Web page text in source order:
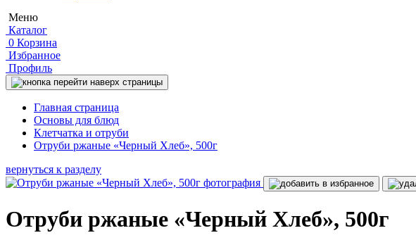
Меню
Каталог
0 Корзина
Избранное
Профиль
Главная страница
Основы для блюд
Клетчатка и отруби
Отруби ржаные «Черный Хлеб», 500г
вернуться к разделу
Отруби ржаные «Черный Хлеб», 500г